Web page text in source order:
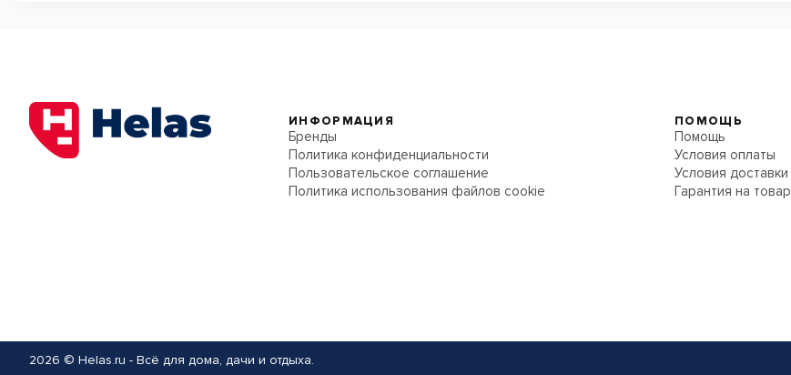
ИНФОРМАЦИЯ
Бренды
Политика конфиденциальности
Пользовательское соглашение
Политика использования файлов cookie
ПОМОЩЬ
Помощь
Условия оплаты
Условия доставки
Гарантия на товар
2026 © Helas.ru - Всё для дома, дачи и отдыха.